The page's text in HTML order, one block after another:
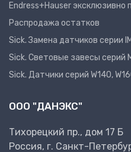
Endress+Hauser эксклюзивно
Распродажа остатков
Sick. Замена датчиков серии
Sick. Световые завесы серий
Sick. Датчики серий W140,
ООО "ДАНЭКС"
Тихорецкий пр., дом 17 Б
Россия, г. Санкт-